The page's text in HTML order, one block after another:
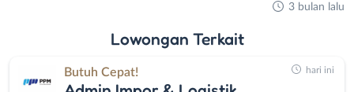
3 bulan lalu
Lowongan Terkait
Butuh Cepat! hari ini